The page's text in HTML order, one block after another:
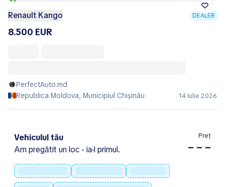
Renault Kango DEALER
8.500 EUR
PerfectAuto.md
Republica Moldova, Municipiul Chișinău
14 Iulie 2026
Vehiculul tău
Am pregătit un loc - ia-l primul.
Preț
– – –